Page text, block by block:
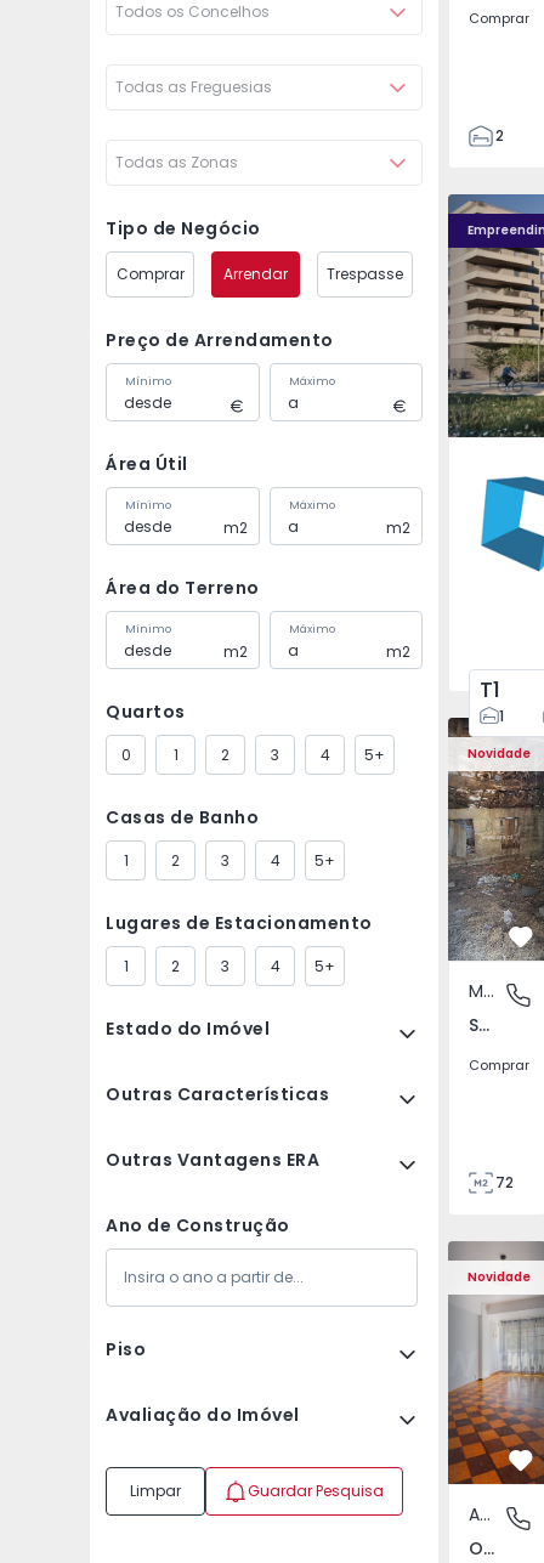
Todos os Concelhos
Todas as Freguesias
Todas as Zonas
Tipo de Negócio
Comprar Arrendar Trespasse
Preço de Arrendamento
Mínimo Máximo
Área Útil
Mínimo
m2
Máximo
m2
Área do Terreno
Mínimo
m2
Máximo
m2
Quartos
0 1 2 3 4 5+
Casas de Banho
1 2 3 4 5+
Lugares de Estacionamento
1 2 3 4 5+
Estado do Imóvel
Outras Características
Outras Vantagens ERA
Ano de Construção
Piso
Avaliação do Imóvel
Limpar Guardar Pesquisa
Comprar
2
85
85
0
4
Fachada PLENO JARDIM - 4Fachada
Águas
T1
1
Novidade
Moradia
São
Moradia Rústica
São Tomé do Castelo e Justes, Vila Real
Comprar
72
Novidade
Apartamento T5
Olivais,
Apartamento
Olivais, Lisboa